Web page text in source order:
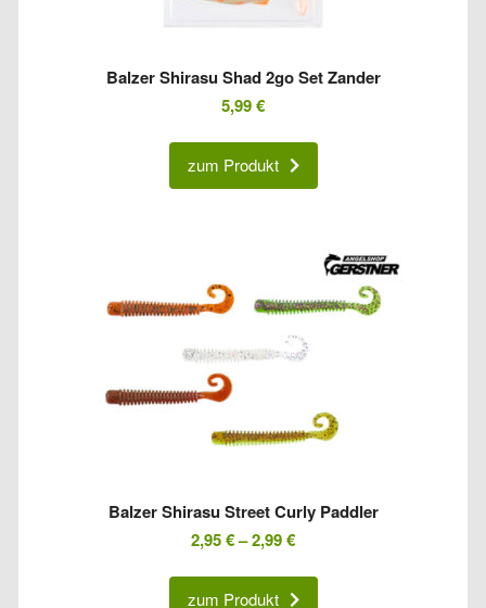
Balzer Shirasu Shad 2go Set Zander
5,99€
zum Produkt
Balzer Shirasu Street Curly Paddler
2,95€–2,99€
zum Produkt